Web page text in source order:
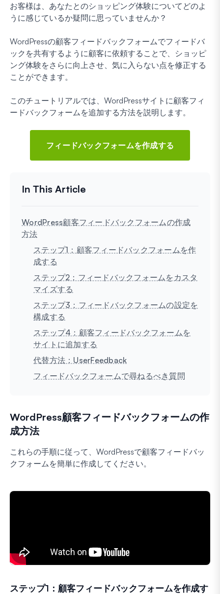
お客様は、あなたとのショッピング体験についてどのよ
うに感じているか疑問に思っていませんか？
WordPressの顧客フィードバックフォームでフィードバ
ックを共有するように顧客に依頼することで、ショッピ
ング体験をさらに向上させ、気に入らない点を修正する
ことができます。
このチュートリアルでは、WordPressサイトに顧客フィ
ードバックフォームを追加する方法を説明します。
フィードバックフォームを作成する
WordPress顧客フィードバックフォームの作成
方法
ステップ1：顧客フィードバックフォームを作
成する
ステップ2：フィードバックフォームをカスタ
マイズする
ステップ3：フィードバックフォームの設定を
構成する
ステップ4：顧客フィードバックフォームを
サイトに追加する
代替方法：UserFeedback
フィードバックフォームで尋ねるべき質問
WordPress顧客フィードバックフォームの作
成方法
これらの手順に従って、WordPressで顧客フィードバッ
クフォームを簡単に作成してください。
ステップ1：顧客フィードバックフォームを作成す